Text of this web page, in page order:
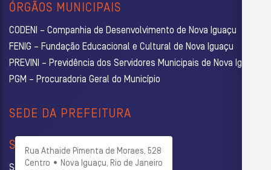
ÓRGÃOS MUNICIPAIS
CODENI – Companhia de Desenvolvimento de Nova Iguaçu
FENIG – Fundação Educacional e Cultural de Nova Iguaçu
PREVINI – Previdência dos Servidores Municipais de Nova Iguaçu
PGM – Procuradoria Geral do Município
SEDE DA PREFEITURA
Rua Athaide Pimenta de Moraes, 528
Centro • Nova Iguaçu, Rio de Janeiro
SECRETARIAS
Secretaria Municipal de Administração